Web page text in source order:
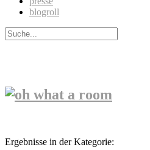
blogroll
Ergebnisse in der Kategorie: